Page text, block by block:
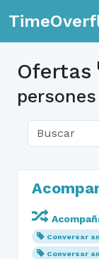
Ofertas
Conversar
Conversar